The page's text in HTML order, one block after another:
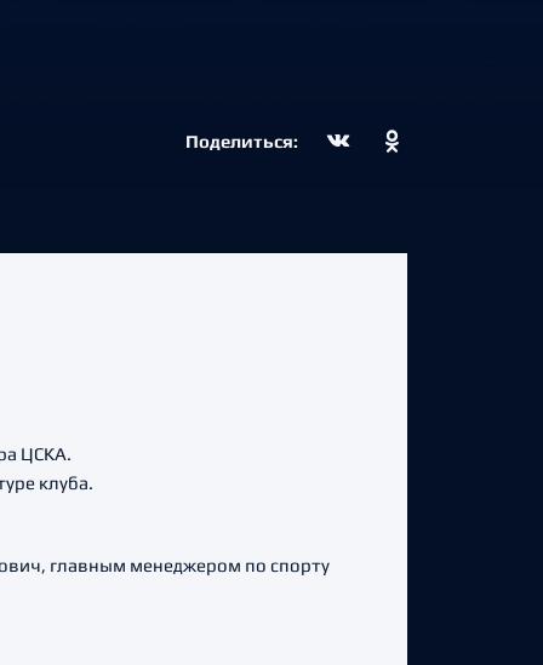
Поделиться:
ЦСКА.
клуба.
главным менеджером по спорту